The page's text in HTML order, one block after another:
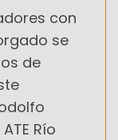
con
se
de
Río